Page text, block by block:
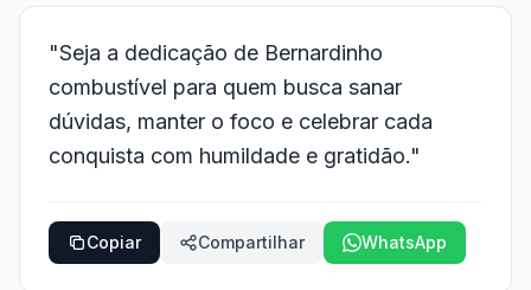
"Seja a dedicação de Bernardinho
combustível para quem busca sanar
dúvidas, manter o foco e celebrar cada
conquista com humildade e gratidão."
Copiar Compartilhar WhatsApp